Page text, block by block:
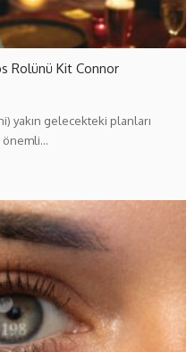
Rolünü Kit Connor
yakın gelecekteki planları
önemli…